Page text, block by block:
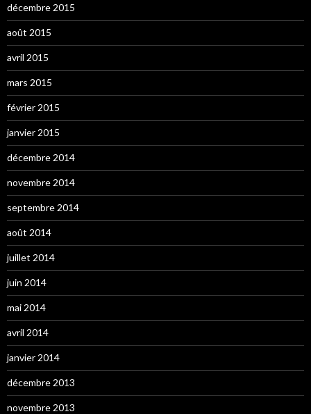
décembre 2015
août 2015
avril 2015
mars 2015
février 2015
janvier 2015
décembre 2014
novembre 2014
septembre 2014
août 2014
juillet 2014
juin 2014
mai 2014
avril 2014
janvier 2014
décembre 2013
novembre 2013